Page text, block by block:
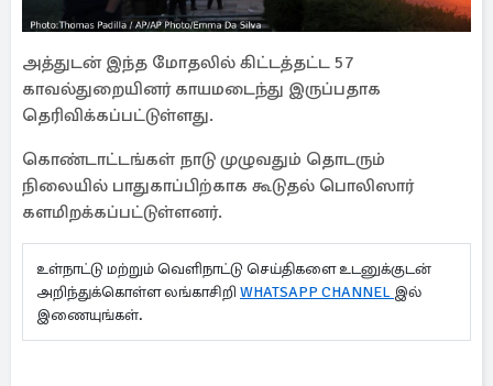
அத்துடன் இந்த மோதலில் கிட்டத்தட்ட 57
காவல்துறையினர் காயமடைந்து இருப்பதாக
தெரிவிக்கப்பட்டுள்ளது.
கொண்டாட்டங்கள் நாடு முழுவதும் தொடரும்
நிலையில் பாதுகாப்பிற்காக கூடுதல் பொலிஸார்
களமிறக்கப்பட்டுள்ளனர்.
உள்நாட்டு மற்றும் வெளிநாட்டு செய்திகளை உடனுக்குடன்
அறிந்துக்கொள்ள லங்காசிறி WHATSAPP CHANNEL இல்
இணையுங்கள்.